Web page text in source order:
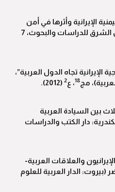
الإيرانية وأثرها في أمن
الخليج العربي، مستقبل الشرق للدراسات والبحوث، 7
الإيرانية تجاه الدول العربية”،
مج 18، ع2
(2012).
بين السيادة العربية
دار الكتب والدراسات
والعلاقات العربية-
(بيروت: الدار العربية للعلوم